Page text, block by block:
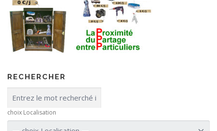
RECHERCHER
choix Localisation